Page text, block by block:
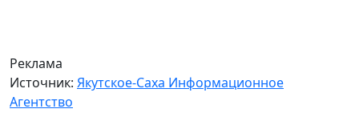
Реклама
Источник: Якутское-Саха Информационное
Агентство